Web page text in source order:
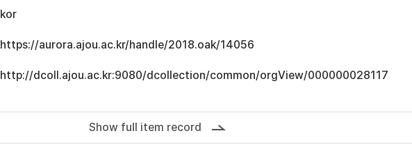
kor
https://aurora.ajou.ac.kr/handle/2018.oak/14056
http://dcoll.ajou.ac.kr:9080/dcollection/common/orgView/000000028117
Show full item record